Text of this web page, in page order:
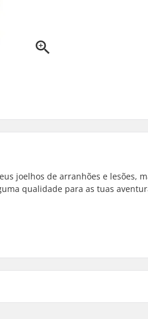
joelhos de arranhões e lesões,
qualidade para as tuas